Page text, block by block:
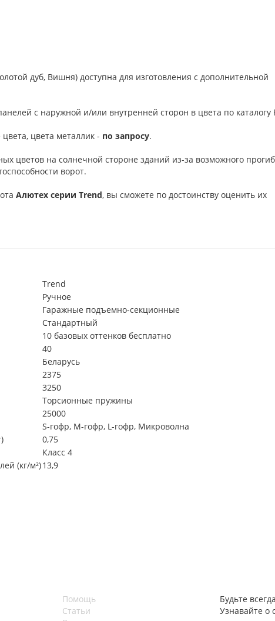
дуб, Вишня) доступна для изготовления с дополнительной
с наружной и/или внутренней сторон в цвета по каталогу
цвета металлик - по запросу.
цветов на солнечной стороне зданий из-за возможного
ворот.
Алютех серии Trend, вы сможете по достоинству оценить их
Trend
Ручное
Гаражные подъемно-секционные
Стандартный
10 базовых оттенков бесплатно
40
Беларусь
2375
3250
Торсионные пружины
25000
S-гофр, М-гофр, L-гофр, Микроволна
0,75
Класс 4
(кг/м²)13,9
Помощь
Статьи
Будьте
Узнавайте о